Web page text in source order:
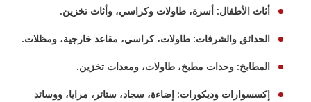
أثاث الأطفال: أسرة، طاولات وكراسي، وأثاث تخزين.
الحدائق والشرفات: طاولات، كراسي، مقاعد خارجية، ومظلات.
المطابخ: وحدات مطبخ، طاولات، ومعدات تخزين.
إكسسوارات وديكورات: إضاءة، سجاد، ستائر، مرايا، ووسائد